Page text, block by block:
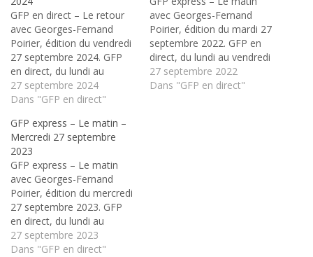
GFP en direct – Le retour
avec Georges-Fernand
Poirier, édition du vendredi
27 septembre 2024. GFP
en direct, du lundi au
vendredi sur Radio Fiat+⁄-
Lux, en formule express le
retour de 16h à 18h
27 septembre 2024
Dans "GFP en direct"
avec Georges-Fernand
Poirier, édition du mardi 27
septembre 2022. GFP en
direct, du lundi au vendredi
sur Radio Fiat+⁄-Lux, en
formule express le matin
27 septembre 2022
Dans "GFP en direct"
GFP express – Le matin –
Mercredi 27 septembre
2023
GFP express – Le matin
avec Georges-Fernand
Poirier, édition du mercredi
27 septembre 2023. GFP
en direct, du lundi au
vendredi sur Radio Fiat+⁄-
Lux, en formule express le
27 septembre 2023
Dans "GFP en direct"